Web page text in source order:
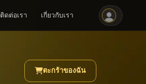
ติดต่อเรา เกี่ยวกับเรา
ตะกร้าของฉัน